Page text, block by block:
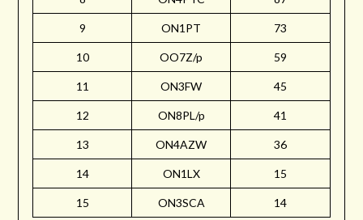
9 ON1PT 73
10 OO7Z/p 59
11 ON3FW 45
12 ON8PL/p 41
13 ON4AZW 36
14 ON1LX 15
15 ON3SCA 14